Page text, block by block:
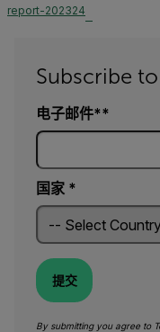
report-202324
Subscribe
电子邮件*
国家 *
提交
By submitting you agree to